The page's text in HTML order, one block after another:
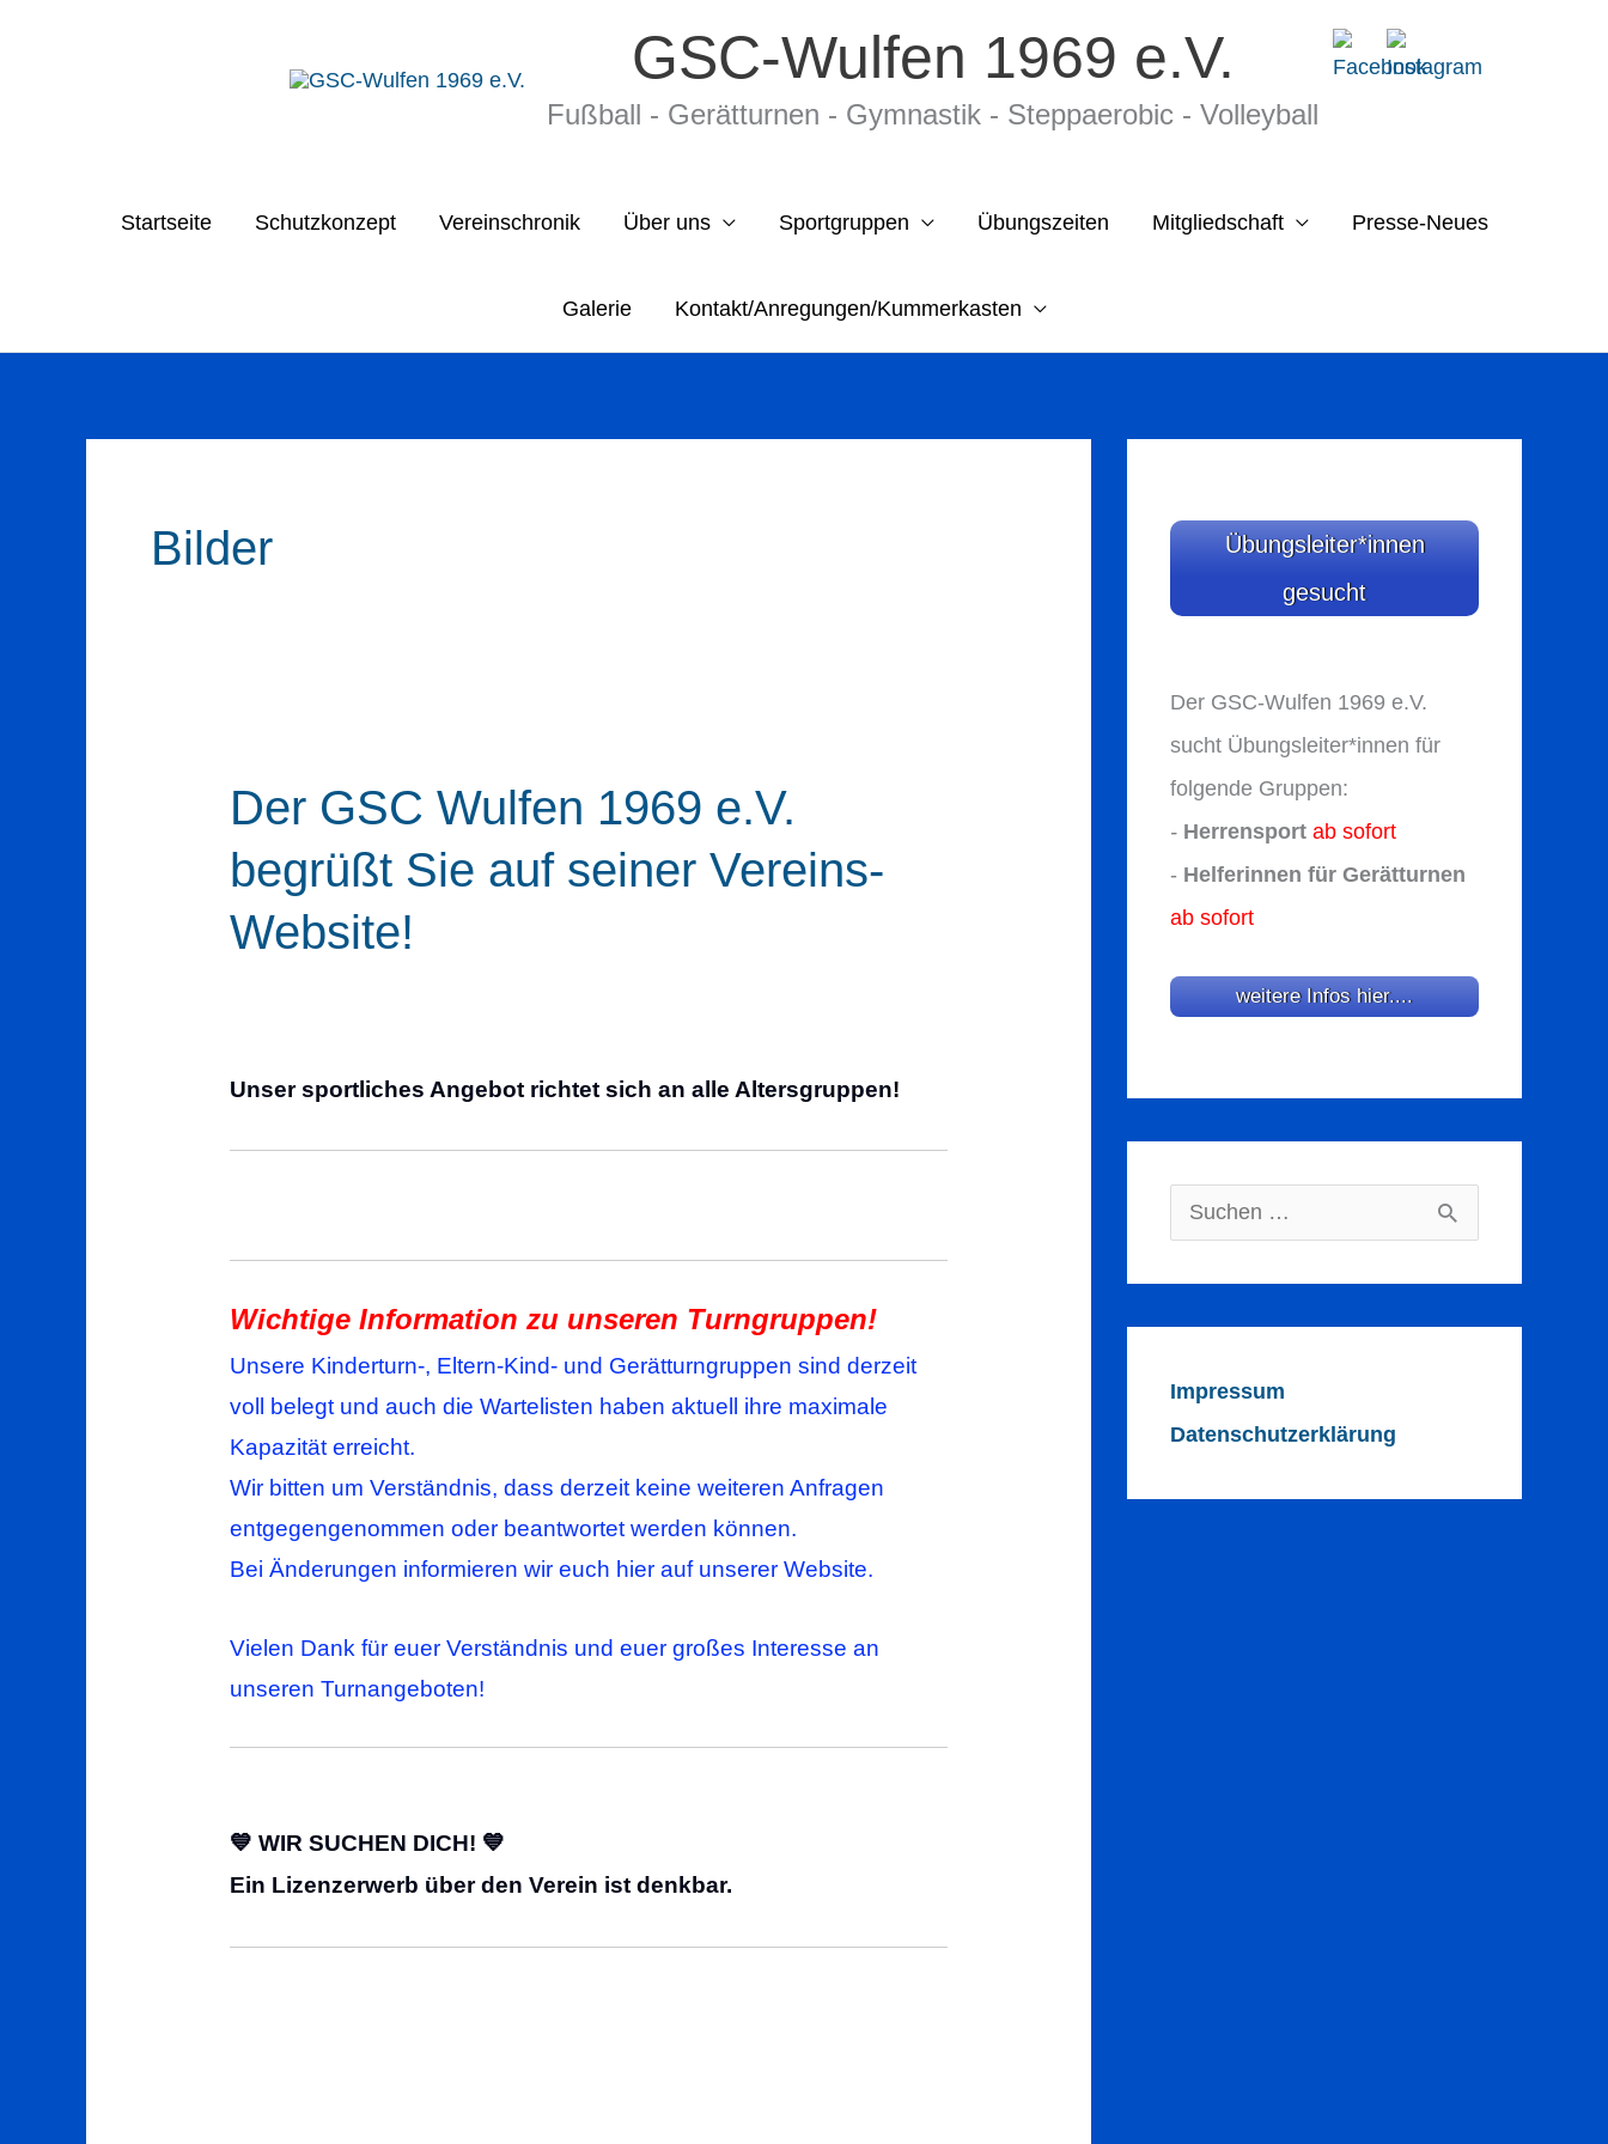
GSC-Wulfen 1969 e.V.
Fußball - Gerätturnen - Gymnastik - Stepp­ae­ro­bic - Volleyball
Startseite Schutzkonzept Vereinschronik Über uns Sportgruppen Übungszeiten Mitgliedschaft Presse-Neues
Galerie Kontakt/Anregungen/Kummerkasten
Bilder
Der GSC Wulfen 1969 e.V.
begrüßt Sie auf seiner Vereins-
Website!
Unser sportliches Angebot richtet sich an alle Altersgruppen!
Wichtige Information zu unseren Turngruppen!
Unsere Kinderturn-, Eltern-Kind- und Gerätturngruppen sind derzeit
voll belegt und auch die Wartelisten haben aktuell ihre maximale
Kapazität erreicht.
Wir bitten um Verständnis, dass derzeit keine weiteren Anfragen
entgegengenommen oder beantwortet werden können.
Bei Änderungen informieren wir euch hier auf unserer Website.
Vielen Dank für euer Verständnis und euer großes Interesse an
unseren Turnangeboten!
💙 WIR SUCHEN DICH! 💙
Ein Lizenzerwerb über den Verein ist denkbar.
Übungsleiter*innen
gesucht
Der GSC-Wulfen 1969 e.V.
sucht Übungsleiter*innen für
folgende Gruppen:
- Herrensport ab sofort
- Helferinnen für Gerätturnen
ab sofort
weitere Infos hier....
Suchen
nach:
Impressum
Datenschutzerklärung